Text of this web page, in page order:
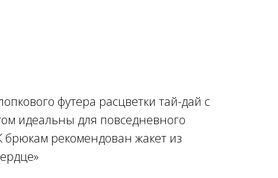
футера расцветки тай-дай с
идеальны для повседневного
брюкам рекомендован жакет из